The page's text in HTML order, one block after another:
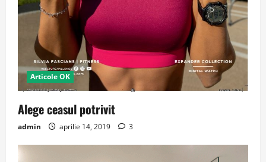
Articole OK
Alege ceasul potrivit
admin aprilie 14, 2019 3